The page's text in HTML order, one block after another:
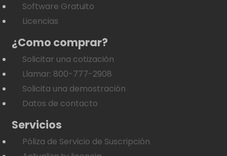
Software Gratuito
Licencias
¿Como comprar?
Solicitar una cotización
Llamar: 800-777-2908
Solicita una demostración
Datos de contacto
Servicios
Póliza de Servicio de Suscripción